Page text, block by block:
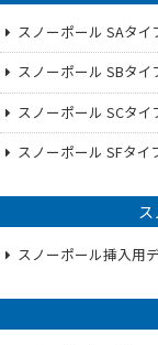
スノーポール SAタイ
スノーポール SBタイ
スノーポール SCタイ
スノーポール SFタイ
スノーポール挿入用